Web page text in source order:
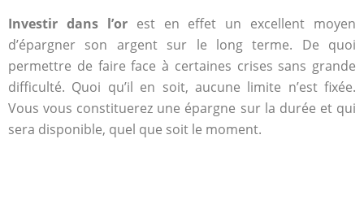
Investir dans l’orest en effet un excellent moyen
d’épargner son argent sur le long terme. De quoi
permettre de faire face à certaines crises sans grande
difficulté. Quoi qu’il en soit, aucune limite n’est fixée.
Vous vous constituerez une épargne sur la durée et qui
sera disponible, quel que soit le moment.